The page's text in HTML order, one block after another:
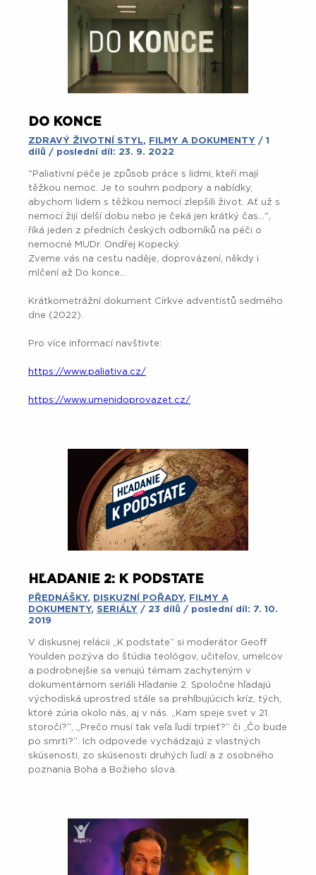
DO KONCE
ZDRAVÝ ŽIVOTNÍ STYL, FILMY A DOKUMENTY / 1
dílů / poslední díl: 23. 9. 2022
"Paliativní péče je způsob práce s lidmi, kteří mají
těžkou nemoc. Je to souhrn podpory a nabídky,
abychom lidem s těžkou nemocí zlepšili život. Ať už s
nemocí žijí delší dobu nebo je čeká jen krátký čas...",
říká jeden z předních českých odborníků na péči o
nemocné MUDr. Ondřej Kopecký.
Zveme vás na cestu naděje, doprovázení, někdy i
mlčení až Do konce...
Krátkometrážní dokument Církve adventistů sedmého
dne (2022).
Pro více informací navštivte:
https://www.paliativa.cz/
https://www.umenidoprovazet.cz/
HĽADANIE 2: K PODSTATE
PŘEDNÁŠKY, DISKUZNÍ POŘADY,
FILMY A
DOKUMENTY, SERIÁLY / 23 dílů / poslední díl: 7. 10.
2019
V diskusnej relácii „K podstate“ si moderátor Geoff
Youlden pozýva do štúdia teológov, učiteľov, umelcov
a podrobnejšie sa venujú témam zachyteným v
dokumentárnom seriáli Hľadanie 2. Spoločne hľadajú
východiská uprostred stále sa prehlbujúcich kríz, tých,
ktoré zúria okolo nás, aj v nás. „Kam speje svet v 21.
storočí?“, „Prečo musí tak veľa ľudí trpieť?“ či „Čo bude
po smrti?“. Ich odpovede vychádzajú z vlastných
skúsenosti, zo skúsenosti druhých ľudí a z osobného
poznania Boha a Božieho slova.